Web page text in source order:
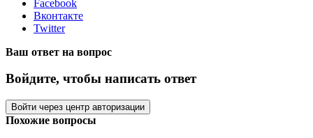
Facebook
Вконтакте
Twitter
Ваш ответ на вопрос
Войдите, чтобы написать ответ
Войти через центр авторизации
Похожие вопросы